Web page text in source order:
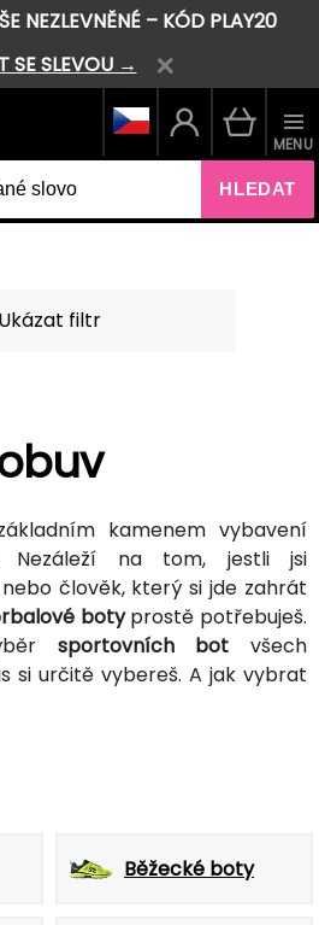
NEZLEVNĚNÉ – KÓD PLAY20
SE SLEVOU →
HLEDAT
MENU
Ukázat filtr
kamenem vybavení
Nezáleží na tom, jestli jsi
člověk, který si jde zahrát
botyprostě potřebuješ.
sportovních bot všech
si určitě vybereš. A jak vybrat
Běžecké boty